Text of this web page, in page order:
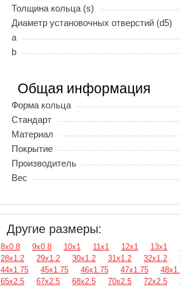
Толщина кольца (s)
Диаметр установочных отверстий (d5)
a
b
Общая информация
Форма кольца
Стандарт
Материал
Покрытие
Производитель
Вес
Другие размеры:
8х0.8 9х0.8 10х1 11х1 12х1 13х1
28х1.2
29х1.2 30х1.2 31х1.2 32х1.2
44х1.75
45х1.75 46х1.75 47х1.75
65х2.5
67х2.5 68х2.5 70х2.5 72х2.5